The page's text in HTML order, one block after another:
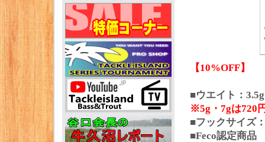
【10%OFF】
■ウエイト：
※5g・7gは720
■フックサイズ
■Feco認定商品